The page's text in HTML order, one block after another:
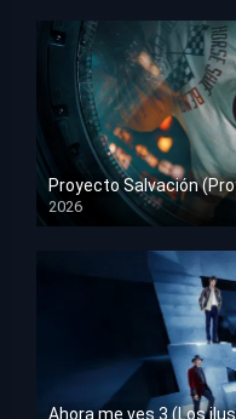
Proyecto Salvación
2026
HD 1080p
Ahora me ves 3 (Los